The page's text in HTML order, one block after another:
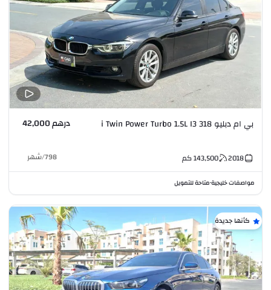
بي ام دبليو 318 i Twin Power Turbo 1.5L I3 درهم 42,000
2018
143,500كم 798
/شهر
مواصفات خليجية•متاحة للتمويل
كأنها جديدة